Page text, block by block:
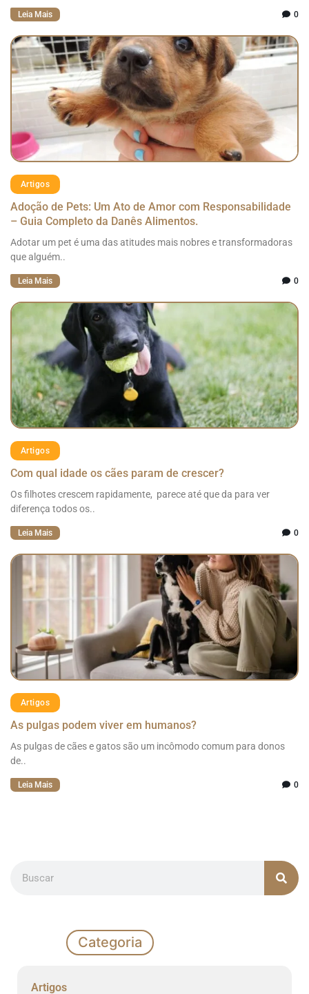
Leia Mais 0
Artigos
Adoção de Pets: Um Ato de Amor com Responsabilidade
– Guia Completo da Danês Alimentos.
Adotar um pet é uma das atitudes mais nobres e transformadoras
que alguém..
Leia Mais 0
Artigos
Com qual idade os cães param de crescer?
Os filhotes crescem rapidamente, parece até que da para ver
diferença todos os..
Leia Mais 0
Artigos
As pulgas podem viver em humanos?
As pulgas de cães e gatos são um incômodo comum para donos
de..
Leia Mais 0
Categoria
Artigos